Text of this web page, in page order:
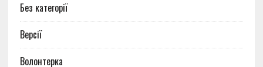
Без категорії
Версії
Волонтерка